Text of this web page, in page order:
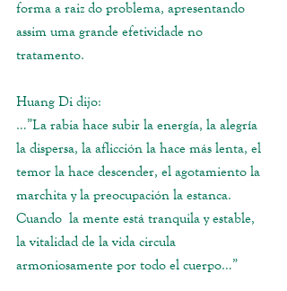
forma a raiz do problema, apresentando
assim uma grande efetividade no
tratamento.
Huang Di dijo:
…”La rabia hace subir la energía, la alegría
la dispersa, la aflicción la hace más lenta, el
temor la hace descender, el agotamiento la
marchita y la preocupación la estanca.
Cuando  la mente está tranquila y estable,
la vitalidad de la vida circula
armoniosamente por todo el cuerpo…”